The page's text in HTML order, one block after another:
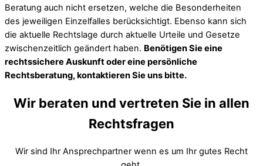
Beratung auch nicht ersetzen, welche die Besonderheiten
des jeweiligen Einzelfalles berücksichtigt. Ebenso kann sich
die aktuelle Rechtslage durch aktuelle Urteile und Gesetze
zwischenzeitlich geändert haben. Benötigen Sie eine
rechtssichere Auskunft oder eine persönliche
Rechtsberatung, kontaktieren Sie uns bitte.
Wir beraten und vertreten Sie in allen
Rechtsfragen
Wir sind Ihr Ansprechpartner wenn es um Ihr gutes Recht